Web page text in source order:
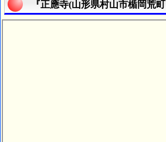
『正應寺(山形県村山市楯岡荒